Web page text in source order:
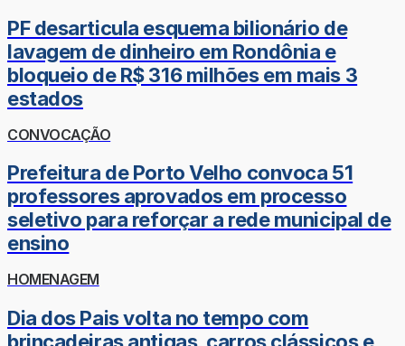
PF desarticula esquema bilionário de
lavagem de dinheiro em Rondônia e
bloqueio de R$ 316 milhões em mais 3
estados
CONVOCAÇÃO
Prefeitura de Porto Velho convoca 51
professores aprovados em processo
seletivo para reforçar a rede municipal de
ensino
HOMENAGEM
Dia dos Pais volta no tempo com
brincadeiras antigas, carros clássicos e